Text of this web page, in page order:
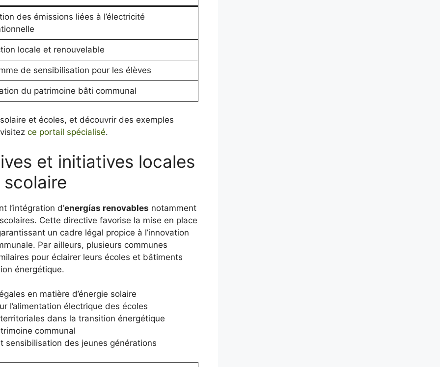
des émissions liées à l’électricité
locale et renouvelable
de sensibilisation pour les élèves
du patrimoine bâti communal
et écoles, et découvrir des exemples
ce portail spécialisé.
et initiatives locales
scolaire
l’intégration d’energías renovables notamment
Cette directive favorise la mise en place
un cadre légal propice à l’innovation
Par ailleurs, plusieurs communes
pour éclairer leurs écoles et bâtiments
énergétique.
en matière d’énergie solaire
l’alimentation électrique des écoles
dans la transition énergétique
communal
sensibilisation des jeunes générations